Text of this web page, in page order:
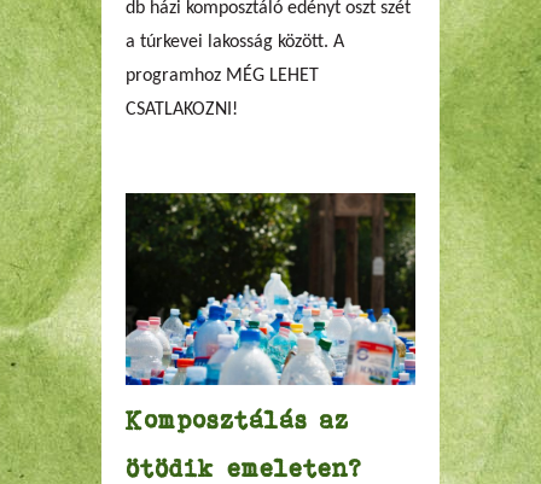
db házi komposztáló edényt oszt szét
a túrkevei lakosság között. A
programhoz MÉG LEHET
CSATLAKOZNI!
Komposztálás az
ötödik emeleten?